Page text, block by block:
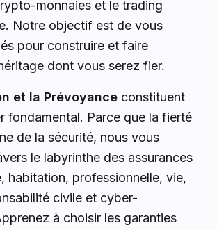
monnaies et le trading
Notre objectif est de vous
pour construire et faire
dont vous serez fier.
et la Prévoyance constituent
fondamental. Parce que la fierté
de la sécurité, nous vous
le labyrinthe des assurances
habitation, professionnelle, vie,
civile et cyber-
à choisir les garanties